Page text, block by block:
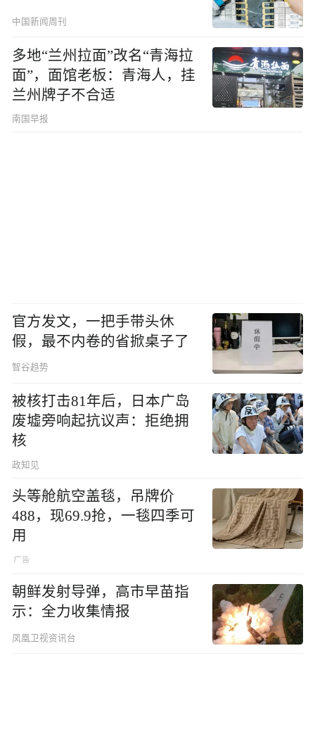
中国新闻周刊
多地“兰州拉面”改名“青海拉
面”，面馆老板：青海人，挂
兰州牌子不合适
南国早报
官方发文，一把手带头休
假，最不内卷的省掀桌子了
智谷趋势
被核打击81年后，日本广岛
废墟旁响起抗议声：拒绝拥
核
政知见
头等舱航空盖毯，吊牌价
488，现69.9抢，一毯四季可
用
朝鲜发射导弹，高市早苗指
示：全力收集情报
凤凰卫视资讯台